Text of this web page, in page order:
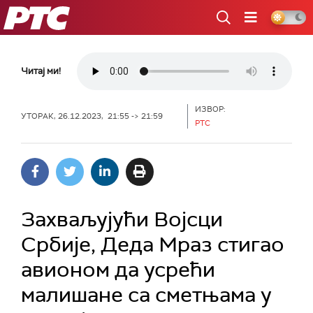
РТС
Читај ми!
УТОРАК, 26.12.2023, 21:55 -> 21:59
ИЗВОР:
РТС
Захваљујући Војсци
Србије, Деда Мраз стигао
авионом да усрећи
малишане са сметњама у